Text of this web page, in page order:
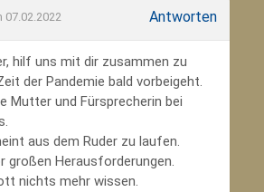
07.02.2022 Antworten
hilf uns mit dir zusammen zu
der Pandemie bald vorbeigeht.
Mutter und Fürsprecherin bei
aus dem Ruder zu laufen.
großen Herausforderungen.
nichts mehr wissen.